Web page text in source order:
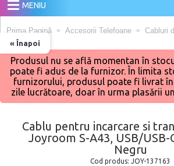
MENIU
« Înapoi
Prima Pagină Accesorii Telefoane Cabluri
Produsul nu se află momentan în
poate fi adus de la furnizor. În limita
furnizorului, produsul poate fi livrat
zile lucrătoare, doar în urma plasării
Cablu pentru incarcare si
Joyroom S-A43, USB/USB-
Negru
Cod produs: JOY-137163